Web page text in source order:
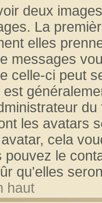
deux
La
elles
messages
celle-ci peut
est
les avatars
cela
pouvez le
qu'elles
haut